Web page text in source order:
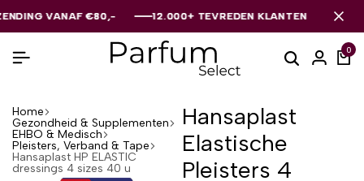
VANAF €80,- 12.000+ TEVREDEN KLANTEN
VANAF €80,- 12.000+ TEVREDEN KLANTEN
VANAF €80,- 12.000+ TEVREDEN KLANTEN
0
Home
Gezondheid & Supplementen
EHBO & Medisch
Pleisters, Verband & Tape
Hansaplast HP ELASTIC
dressings 4 sizes 40 u
Hansaplast
Elastische
Pleisters 4